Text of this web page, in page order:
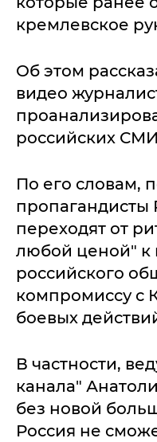
кремлевское
Об этом
видео
российских
По его словам,
переходят от
любой ценой" к
российского
компромиссу с
боевых
В частности,
канала"
без новой
Россия не